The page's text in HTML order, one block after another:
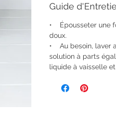
Guide
• Épousseter une
doux.
• Au besoin, laver
solution à parts
liquide à vaisselle et